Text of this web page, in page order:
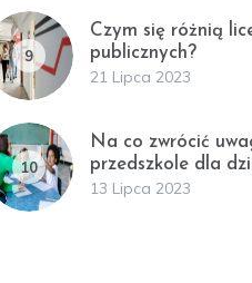
9
Czym się różnią
publicznych?
21 Lipca 2023
10
Na co zwrócić
przedszkole dla
13 Lipca 2023